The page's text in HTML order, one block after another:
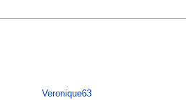
Veronique63